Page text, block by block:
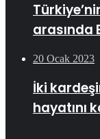
arasında
20 Ocak 2023
İki
hayatını